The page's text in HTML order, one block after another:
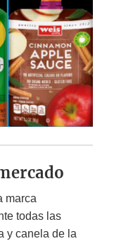
marca
todas las
y canela de la